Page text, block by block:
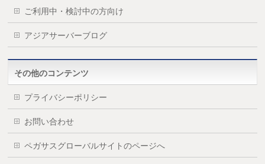
ご利用中・検討中の方向け
アジアサーバーブログ
その他のコンテンツ
プライバシーポリシー
お問い合わせ
ペガサスグローバルサイトのページへ